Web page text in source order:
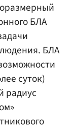
БЛА
БЛА
суток)
радиус